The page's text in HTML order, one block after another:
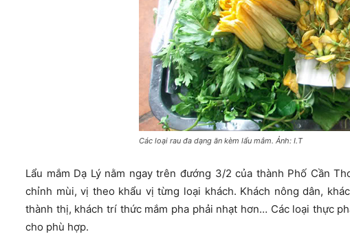
Các loại rau đa dạng ăn kèm lẩu mắm. Ảnh: I.T
Lẩu mắm Dạ Lý nằm ngay trên đướng 3/2 của thành Phố Cần
chỉnh mùi, vị theo khẩu vị từng loại khách. Khách nông dân,
thành thị, khách trí thức mắm pha phải nhạt hơn… Các loại thực
cho phù hợp.